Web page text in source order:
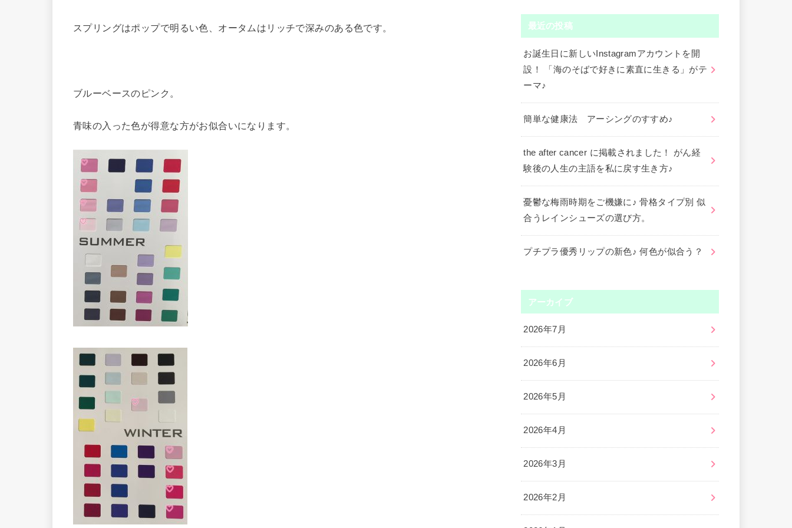
スプリングはポップで明るい色、オータムはリッチで深みのある色です。
ブルーベースのピンク。
青味の入った色が得意な方がお似合いになります。
最近の投稿
お誕生日に新しいInstagramアカウントを開
設！ 「海のそばで好きに素直に生きる」がテ
ーマ♪
簡単な健康法 アーシングのすすめ♪
the after cancer に掲載されました！ がん経
験後の人生の主語を私に戻す生き方♪
憂鬱な梅雨時期をご機嫌に♪ 骨格タイプ別 似
合うレインシューズの選び方。
プチプラ優秀リップの新色♪ 何色が似合う？
アーカイブ
2026年7月
2026年6月
2026年5月
2026年4月
2026年3月
2026年2月